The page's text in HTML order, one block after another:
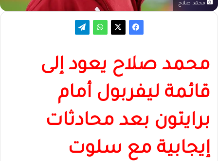
محمد صلاح
محمد صلاح يعود إلى
قائمة ليفربول أمام
برايتون بعد محادثات
إيجابية مع سلوت